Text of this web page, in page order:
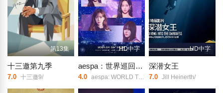
第13集
十三邀第九季
7.0 十三邀9/
HD中字
aespa：世界巡回演唱会电影
4.0 aespa: WORLD TOUR in cinemas/
HD中字
深潜女王
7.0 Jill Heinerth/